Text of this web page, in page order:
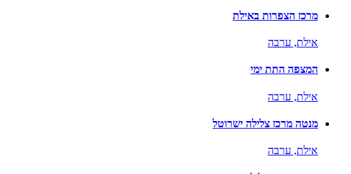
מרכז הצפרות באילת
אילת, ערבה
המצפה התת ימי
אילת, ערבה
מנטה מרכז צלילה ישרוטל
אילת, ערבה